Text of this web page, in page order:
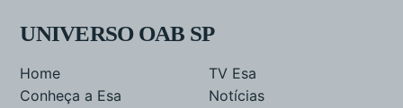
UNIVERSO OAB SP
Home
Conheça a Esa
TV Esa
Notícias